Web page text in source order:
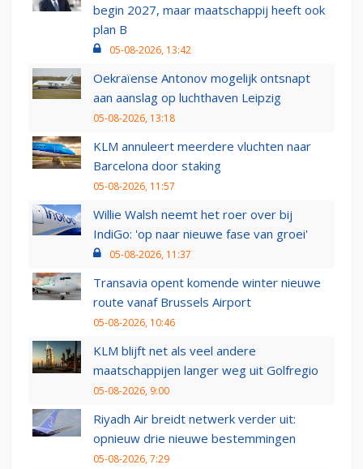
begin 2027, maar maatschappij heeft ook
plan B
05-08-2026, 13:42
Oekraïense Antonov mogelijk ontsnapt
aan aanslag op luchthaven Leipzig
05-08-2026, 13:18
KLM annuleert meerdere vluchten naar
Barcelona door staking
05-08-2026, 11:57
Willie Walsh neemt het roer over bij
IndiGo: 'op naar nieuwe fase van groei'
05-08-2026, 11:37
Transavia opent komende winter nieuwe
route vanaf Brussels Airport
05-08-2026, 10:46
KLM blijft net als veel andere
maatschappijen langer weg uit Golfregio
05-08-2026, 9:00
Riyadh Air breidt netwerk verder uit:
opnieuw drie nieuwe bestemmingen
05-08-2026, 7:29